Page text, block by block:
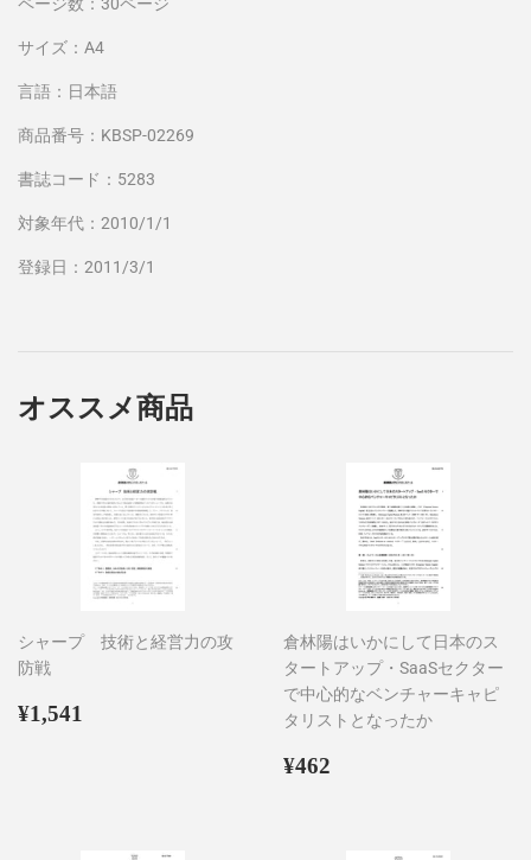
サイズ：A4
言語：日本語
商品番号：KBSP-02269
書誌コード：5283
対象年代：2010/1/1
登録日：2011/3/1
オススメ商品
シャープ 技術と経営力の攻
防戦
通
¥1,541
倉林陽はいかにして日本のス
タートアップ・SaaSセクター
で中心的なベンチャーキャピ
タリストとなったか
通
¥462